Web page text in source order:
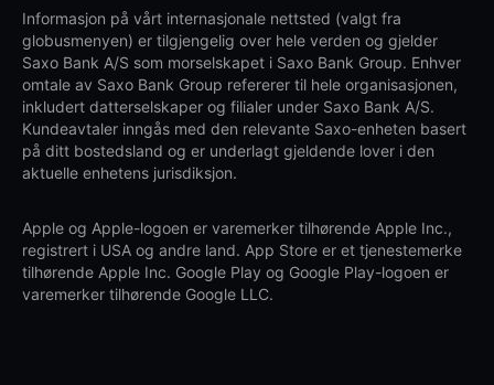
Informasjon på vårt internasjonale nettsted (valgt fra
globusmenyen) er tilgjengelig over hele verden og gjelder
Saxo Bank A/S som morselskapet i Saxo Bank Group. Enhver
omtale av Saxo Bank Group refererer til hele organisasjonen,
inkludert datterselskaper og filialer under Saxo Bank A/S.
Kundeavtaler inngås med den relevante Saxo-enheten basert
på ditt bostedsland og er underlagt gjeldende lover i den
aktuelle enhetens jurisdiksjon.
Apple og Apple-logoen er varemerker tilhørende Apple Inc.,
registrert i USA og andre land. App Store er et tjenestemerke
tilhørende Apple Inc. Google Play og Google Play-logoen er
varemerker tilhørende Google LLC.